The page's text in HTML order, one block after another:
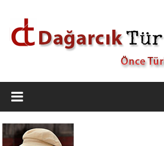
Dağarcık
Türkiye
Önce
Türkiye